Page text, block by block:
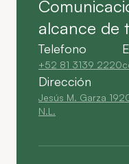
alcance de
Telefono
+52 81 3139 2220
Dirección
Jesús M. Garza
N.L.